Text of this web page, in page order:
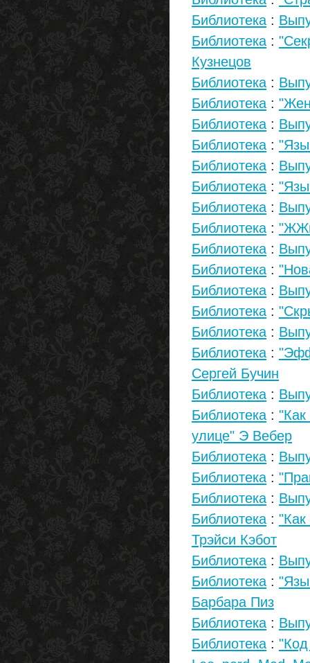
Библиотека :
Библиотека :
Кузнецов
Библиотека :
Библиотека :
Библиотека :
Библиотека :
Библиотека :
Библиотека :
Библиотека :
Библиотека :
Библиотека :
Библиотека :
Библиотека :
Библиотека :
Библиотека :
Библиотека :
Сергей Бучин
Библиотека :
Библиотека : "Как
улице" Э Вебер
Библиотека :
Библиотека :
Библиотека :
Библиотека : "Как
Трэйси Кэбот
Библиотека :
Библиотека :
Барбара Пиз
Библиотека :
Библиотека :